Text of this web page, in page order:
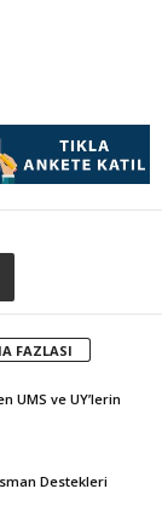
FAZLASI
UMS ve UY’lerin
Destekleri